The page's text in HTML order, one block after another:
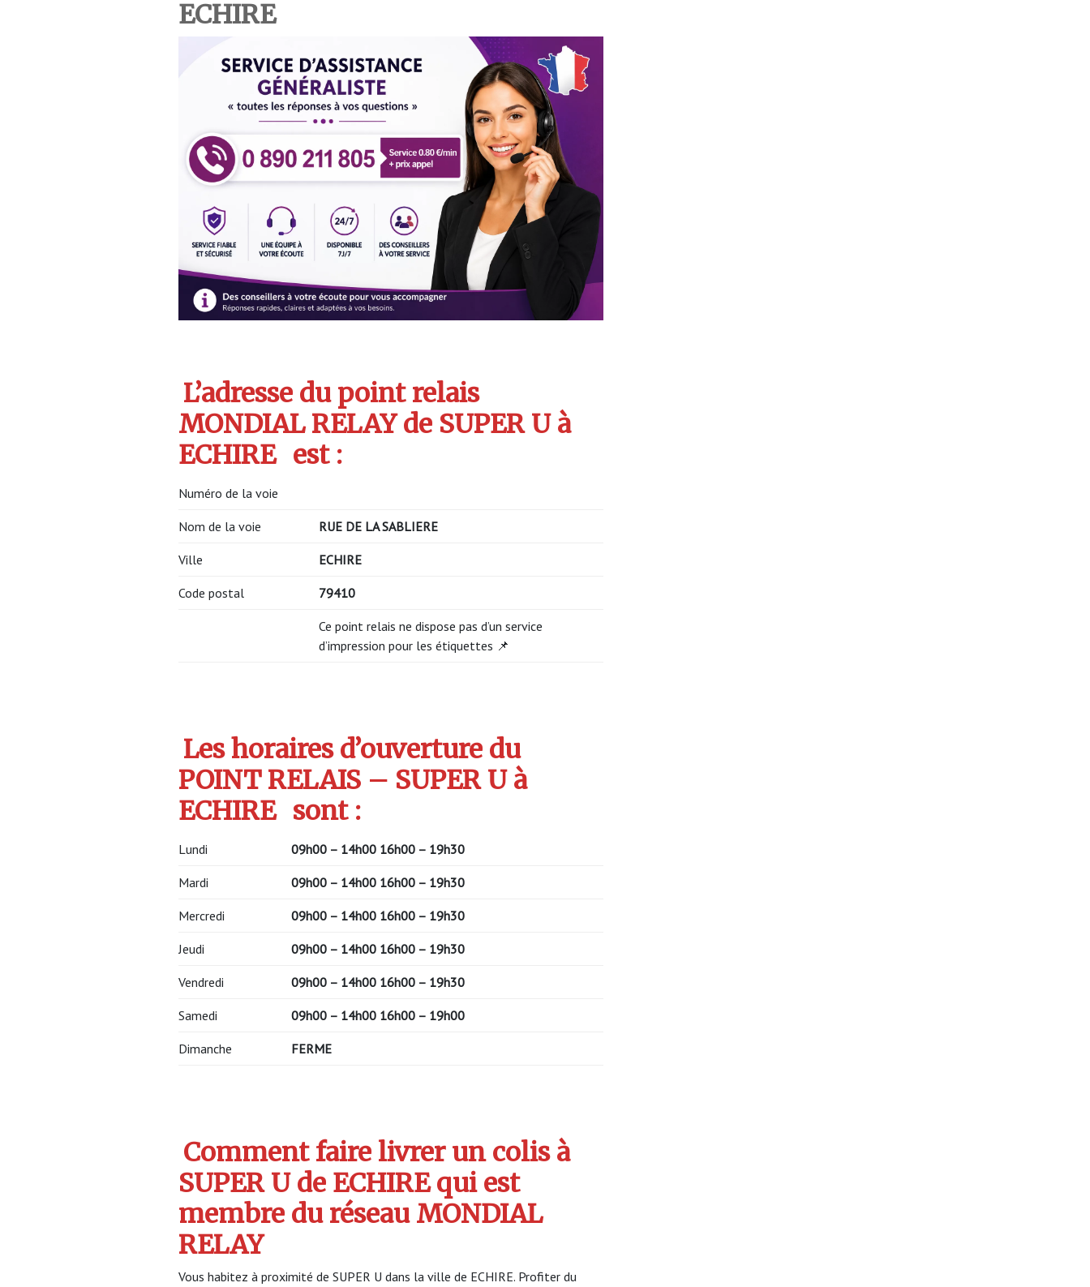
ECHIRE
L’adresse du point relais
MONDIAL RELAY de SUPER U à
ECHIRE est :
Numéro de la voie
Nom de la voie RUE DE LA SABLIERE
Ville ECHIRE
Code postal 79410
Ce point relais ne dispose pas d’un service
d’impression pour les étiquettes 📌
Les horaires d’ouverture du
POINT RELAIS – SUPER U à
ECHIRE sont :
Lundi 09h00 – 14h00 16h00 – 19h30
Mardi 09h00 – 14h00 16h00 – 19h30
Mercredi 09h00 – 14h00 16h00 – 19h30
Jeudi 09h00 – 14h00 16h00 – 19h30
Vendredi 09h00 – 14h00 16h00 – 19h30
Samedi 09h00 – 14h00 16h00 – 19h00
Dimanche FERME
Comment faire livrer un colis à
SUPER U de ECHIRE qui est
membre du réseau MONDIAL
RELAY
Vous habitez à proximité de SUPER U dans la ville de ECHIRE. Profiter du